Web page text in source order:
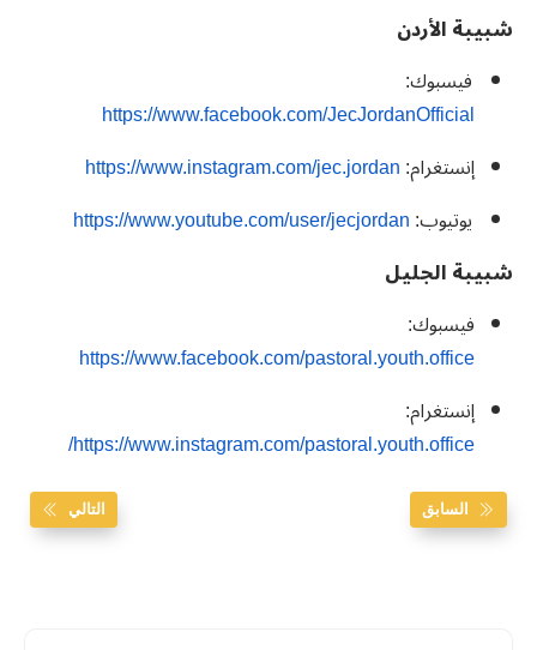
شبيبة الأردن
فيسبوك:
https://www.facebook.com/JecJordanOfficial
إنستغرام:https://www.instagram.com/jec.jordan
يوتيوب:https://www.youtube.com/user/jecjordan
شبيبة الجليل
فيسبوك:
https://www.facebook.com/pastoral.youth.office
إنستغرام:
https://www.instagram.com/pastoral.youth.office/
السابق التالي